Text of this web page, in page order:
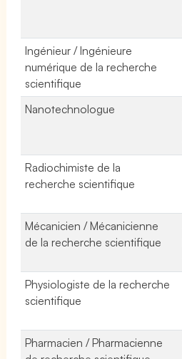
Ingénieur / Ingénieure
numérique de la recherche
scientifique
Nanotechnologue
Radiochimiste de la
recherche scientifique
Mécanicien / Mécanicienne
de la recherche scientifique
Physiologiste de la recherche
scientifique
Pharmacien / Pharmacienne